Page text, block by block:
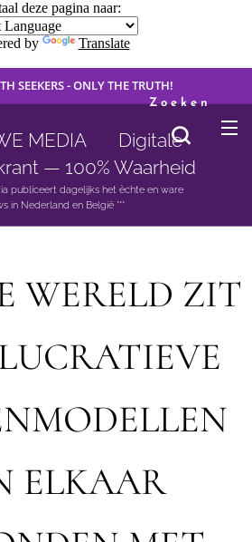
deze pagina naar:
by Translate
SEEKERS - ONLY THE TRUTH!
MEDIA 🟣 Digitale
— 100% Waarheid
publiceert dagelijks het èchte en ware
in Nederland en België ***
Zoeken
WERELD ZIT
ELKAAR